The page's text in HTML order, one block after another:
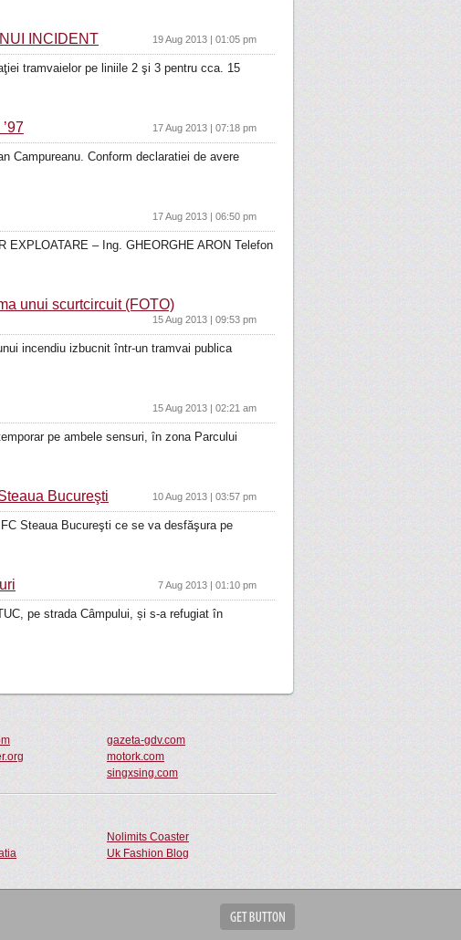
INCIDENT 19 Aug 2013 | 01:05 pm
tramvaielor pe liniile 2 şi 3 pentru cca. 15
17 Aug 2013 | 07:18 pm
Campureanu. Conform declaratiei de avere
17 Aug 2013 | 06:50 pm
EXPLOATARE – Ing. GHEORGHE ARON Telefon
unui scurtcircuit (FOTO)
15 Aug 2013 | 09:53 pm
incendiu izbucnit într-un tramvai publica
15 Aug 2013 | 02:21 am
pe ambele sensuri, în zona Parcului
Bucureşti 10 Aug 2013 | 03:57 pm
Steaua Bucureşti ce se va desfăşura pe
7 Aug 2013 | 01:10 pm
pe strada Câmpului, și s-a refugiat în
gazeta-gdv.com
motork.com
singxsing.com
Nolimits Coaster
Uk Fashion Blog